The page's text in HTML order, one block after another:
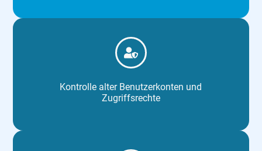
Kontrolle alter Benutzerkonten und
Zugriffsrechte